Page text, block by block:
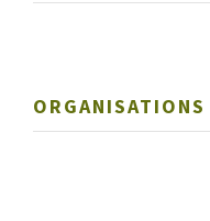
ORGANISATIONS